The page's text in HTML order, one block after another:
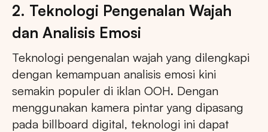
2. Teknologi Pengenalan Wajah
dan Analisis Emosi
Teknologi pengenalan wajah yang dilengkapi
dengan kemampuan analisis emosi kini
semakin populer di iklan OOH. Dengan
menggunakan kamera pintar yang dipasang
pada billboard digital, teknologi ini dapat